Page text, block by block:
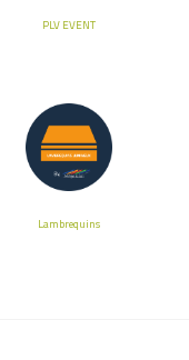
PLV EVENT
Lambrequins